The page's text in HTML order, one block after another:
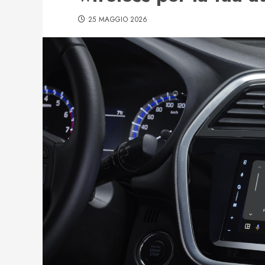
25 MAGGIO 2026